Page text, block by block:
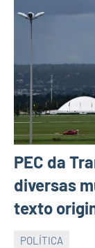
PEC da
diversas
texto
POLÍTICA